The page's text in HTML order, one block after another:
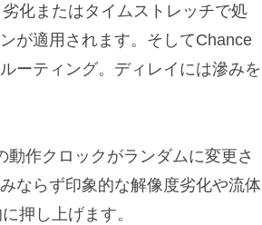
化またはタイムストレッチで処
が適用されます。そしてChance
ーティング。ディレイには滲みを
作クロックがランダムに変更さ
ならず印象的な解像度劣化や流体
押し上げます。